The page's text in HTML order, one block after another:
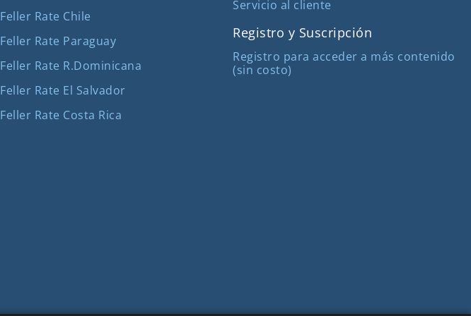
Feller Rate Chile
Feller Rate Paraguay
Feller Rate R.Dominicana
Feller Rate El Salvador
Feller Rate Costa Rica
Servicio al cliente
Registro y Suscripción
Registro para acceder a más contenido
(sin costo)